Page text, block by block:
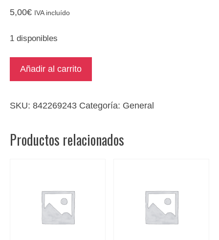
5,00€ IVA incluído
1 disponibles
Fuego
nieve
Añadir al carrito
SKU: 842269243 Categoría: General
Productos relacionados